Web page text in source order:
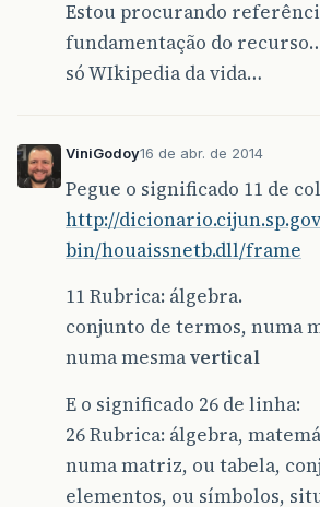
Estou procurando
fundamentação do
só WIkipedia da vida…
ViniGodoy16 de abr. de 2014
Pegue o significado 11 de
http://
bin/houaissnetb.dll/frame
11 Rubrica: álgebra.
conjunto de termos, numa
numa mesmavertical
E o significado 26 de linha:
26 Rubrica: álgebra,
numa matriz, ou tabela,
elementos, ou símbolos,